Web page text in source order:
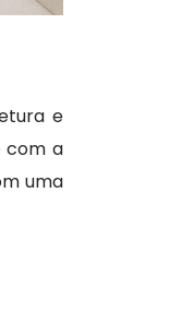
e
com a
uma